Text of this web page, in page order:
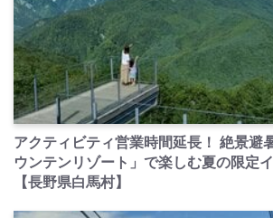
アクティビティ営業時間延長！ 絶景避
ウンテンリゾート」で楽しむ夏の限定
【長野県白馬村】